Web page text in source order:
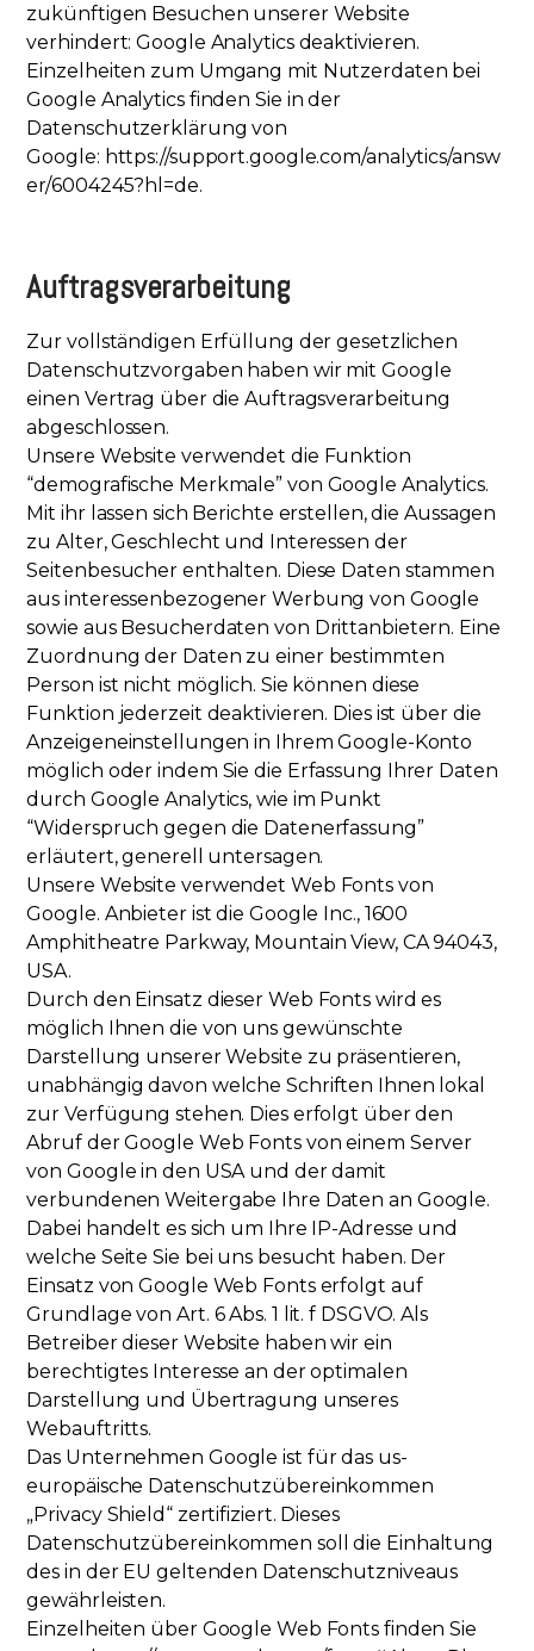
zukünftigen Besuchen unserer Website
verhindert: Google Analytics deaktivieren.
Einzelheiten zum Umgang mit Nutzerdaten bei
Google Analytics finden Sie in der
Datenschutzerklärung von
Google: https://support.google.com/analytics/answ
er/6004245?hl=de.
Auftragsverarbeitung
Zur vollständigen Erfüllung der gesetzlichen
Datenschutzvorgaben haben wir mit Google
einen Vertrag über die Auftragsverarbeitung
abgeschlossen.
Unsere Website verwendet die Funktion
“demografische Merkmale” von Google Analytics.
Mit ihr lassen sich Berichte erstellen, die Aussagen
zu Alter, Geschlecht und Interessen der
Seitenbesucher enthalten. Diese Daten stammen
aus interessenbezogener Werbung von Google
sowie aus Besucherdaten von Drittanbietern. Eine
Zuordnung der Daten zu einer bestimmten
Person ist nicht möglich. Sie können diese
Funktion jederzeit deaktivieren. Dies ist über die
Anzeigeneinstellungen in Ihrem Google-Konto
möglich oder indem Sie die Erfassung Ihrer Daten
durch Google Analytics, wie im Punkt
“Widerspruch gegen die Datenerfassung”
erläutert, generell untersagen.
Unsere Website verwendet Web Fonts von
Google. Anbieter ist die Google Inc., 1600
Amphitheatre Parkway, Mountain View, CA 94043,
USA.
Durch den Einsatz dieser Web Fonts wird es
möglich Ihnen die von uns gewünschte
Darstellung unserer Website zu präsentieren,
unabhängig davon welche Schriften Ihnen lokal
zur Verfügung stehen. Dies erfolgt über den
Abruf der Google Web Fonts von einem Server
von Google in den USA und der damit
verbundenen Weitergabe Ihre Daten an Google.
Dabei handelt es sich um Ihre IP-Adresse und
welche Seite Sie bei uns besucht haben. Der
Einsatz von Google Web Fonts erfolgt auf
Grundlage von Art. 6 Abs. 1 lit. f DSGVO. Als
Betreiber dieser Website haben wir ein
berechtigtes Interesse an der optimalen
Darstellung und Übertragung unseres
Webauftritts.
Das Unternehmen Google ist für das us-
europäische Datenschutzübereinkommen
„Privacy Shield“ zertifiziert. Dieses
Datenschutzübereinkommen soll die Einhaltung
des in der EU geltenden Datenschutzniveaus
gewährleisten.
Einzelheiten über Google Web Fonts finden Sie